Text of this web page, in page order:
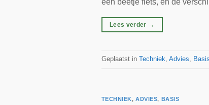
Lees verder →
Geplaatst in Techniek, Advies, Basis
TECHNIEK,ADVIES, BASIS